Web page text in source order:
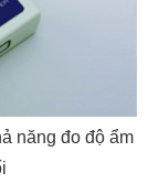
năng đo độ ẩm